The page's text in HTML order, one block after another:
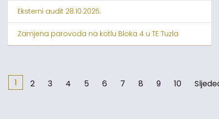
Eksterni audit 28.10.2025.
Zamjena parovoda na kotlu Bloka 4 u TE Tuzla
1 2 3 4 5 6 7 8 9 10